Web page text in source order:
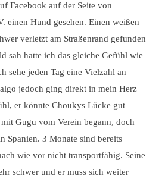
Facebook auf der Seite von
einen Hund gesehen. Einen weißen
verletzt am Straßenrand gefunden
sah hatte ich das gleiche Gefühl wie
sehe jeden Tag eine Vielzahl an
jedoch ging direkt in mein Herz
er könnte Choukys Lücke gut
Gugu vom Verein begann, doch
Spanien. 3 Monate sind bereits
wie vor nicht transportfähig. Seine
schwer und er muss sich weiter